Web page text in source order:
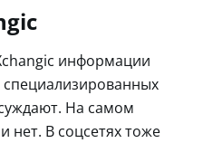
информации
На самом
нет. В соцсетях тоже